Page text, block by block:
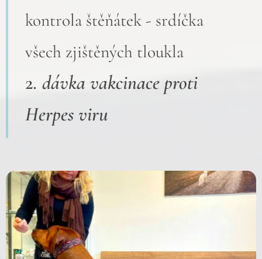
kontrola štěňátek - srdíčka
všech zjištěných tloukla
2. dávka vakcinace proti
Herpes viru